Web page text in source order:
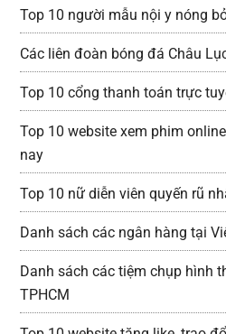
Top 10 người mẫu nội y nóng
Các liên đoàn bóng đá Châu
Top 10 cổng thanh toán trực
Top 10 website xem phim
nay
Top 10 nữ diễn viên quyến rũ
Danh sách các ngân hàng tại
Danh sách các tiệm chụp hình
TPHCM